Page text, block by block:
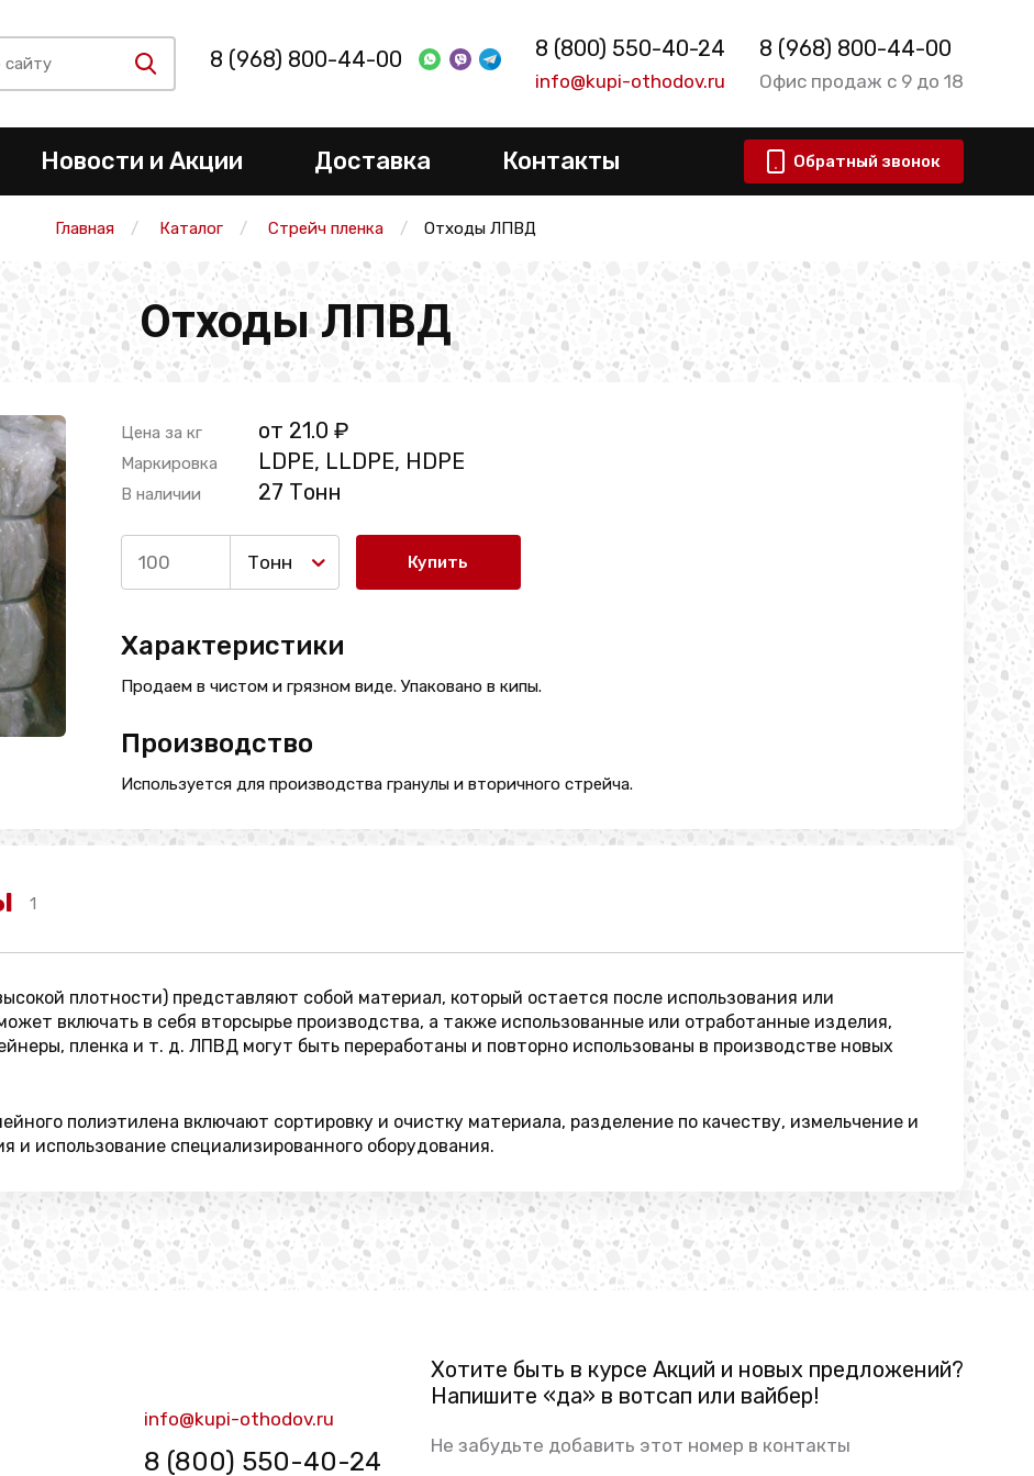
8 (968) 800-44-00 8 (800) 550-40-24
info@kupi-othodov.ru
8 (968) 800-44-00
Офис продаж с 9 до 18
Новости и Акции Доставка Контакты Обратный звонок
Главная Каталог Стрейч пленка Отходы ЛПВД
Отходы ЛПВД
Цена за кг от 21.0 ₽
Маркировка LDPE, LLDPE, HDPE
В наличии 27 Тонн
Тонн Купить
Характеристики
Продаем в чистом и грязном виде. Упаковано в кипы.
Производство
Используется для производства гранулы и вторичного стрейча.
1
плотности) представляют собой материал, который остается после использования или
включать в себя вторсырье производства, а также использованные или отработанные изделия,
пленка и т. д. ЛПВД могут быть переработаны и повторно использованы в производстве новых
полиэтилена включают сортировку и очистку материала, разделение по качеству, измельчение и
и использование специализированного оборудования.
info@kupi-othodov.ru
8 (800) 550-40-24
Хотите быть в курсе Акций и новых предложений?
Напишите «да» в вотсап или вайбер!
Не забудьте добавить этот номер в контакты